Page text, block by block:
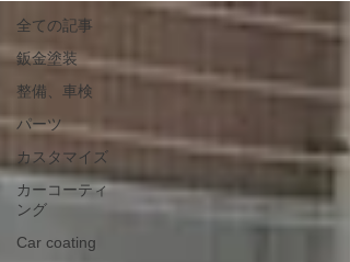
全ての記事
鈑金塗装
整備、車検
パーツ
カスタマイズ
カーコーティ
ング
Car coating